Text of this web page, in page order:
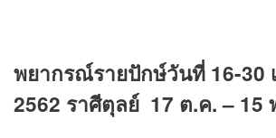
พยากรณ์รายปักษ์วันที่ 16-30
2562 ราศีตุลย์ 17 ต.ค. – 15